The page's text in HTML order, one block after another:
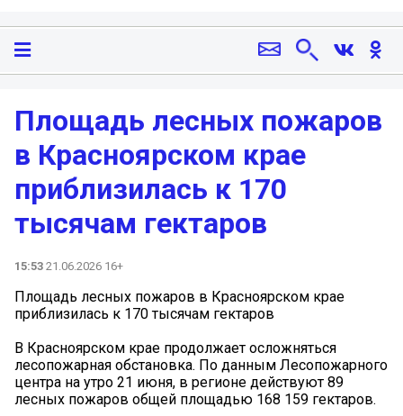
Площадь лесных пожаров
в Красноярском крае
приблизилась к 170
тысячам гектаров
15:53 21.06.2026 16+
Площадь лесных пожаров в Красноярском крае
приблизилась к 170 тысячам гектаров
В Красноярском крае продолжает осложняться
лесопожарная обстановка. По данным Лесопожарного
центра на утро 21 июня, в регионе действуют 89
лесных пожаров общей площадью 168 159 гектаров.